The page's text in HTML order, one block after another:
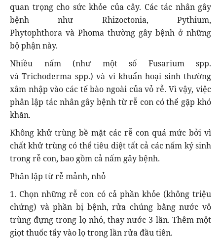
quan trọng cho sức khỏe của cây. Các tác nhân gây
bệnh như Rhizoctonia, Pythium,
Phytophthora và Phoma thường gây bệnh ở những
bộ phận này.
Nhiều nấm (như một số Fusarium spp.
và Trichoderma spp.) và vi khuẩn hoại sinh thường
xâm nhập vào các tế bào ngoài của vỏ rễ. Vì vậy, việc
phân lập tác nhân gây bệnh từ rễ con có thể gặp khó
khăn.
Không khử trùng bề mặt các rễ con quá mức bởi vì
chất khử trùng có thể tiêu diệt tất cả các nấm ký sinh
trong rễ con, bao gồm cả nấm gây bệnh.
Phân lập từ rễ mảnh, nhỏ
1. Chọn những rễ con có cả phần khỏe (không triệu
chứng) và phần bị bệnh, rửa chúng bằng nước vô
trùng đựng trong lọ nhỏ, thay nước 3 lần. Thêm một
giọt thuốc tẩy vào lọ trong lần rửa đầu tiên.